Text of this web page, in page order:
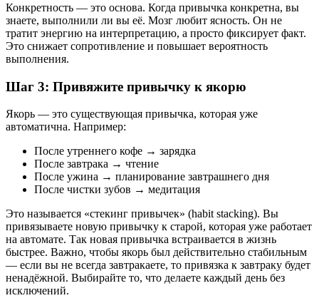
Конкретность — это основа. Когда привычка конкретна, вы
знаете, выполнили ли вы её. Мозг любит ясность. Он не
тратит энергию на интерпретацию, а просто фиксирует факт.
Это снижает сопротивление и повышает вероятность
выполнения.
Шаг 3: Привяжите привычку к якорю
Якорь — это существующая привычка, которая уже
автоматична. Например:
После утреннего кофе → зарядка
После завтрака → чтение
После ужина → планирование завтрашнего дня
После чистки зубов → медитация
Это называется «стекинг привычек» (habit stacking). Вы
привязываете новую привычку к старой, которая уже работает
на автомате. Так новая привычка встраивается в жизнь
быстрее. Важно, чтобы якорь был действительно стабильным
— если вы не всегда завтракаете, то привязка к завтраку будет
ненадёжной. Выбирайте то, что делаете каждый день без
исключений.